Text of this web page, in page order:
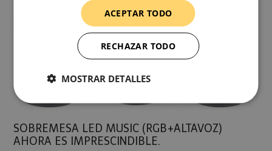
SOBREMESA LED MUSIC (RGB+ALTAVOZ)
AHORA ES IMPRESCINDIBLE.
ACEPTAR TODO
RECHAZAR TODO
MOSTRAR DETALLES